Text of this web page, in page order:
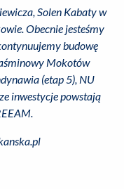
Solen Kabaty w
Obecnie jesteśmy
budowę
Mokotów
(etap 5), NU
inwestycje powstają